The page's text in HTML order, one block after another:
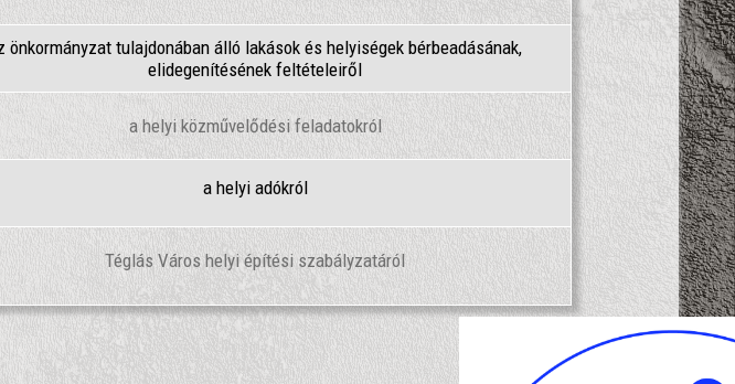
önkormányzat tulajdonában álló lakások és helyiségek bérbeadásának,
elidegenítésének feltételeiről
a helyi közművelődési feladatokról
a helyi adókról
Téglás Város helyi építési szabályzatáról